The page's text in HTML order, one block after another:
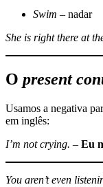
Swim – nadar
She is right there at
O present
Usamos a negativa
em inglês:
I’m not crying. – Eu
You aren’t even